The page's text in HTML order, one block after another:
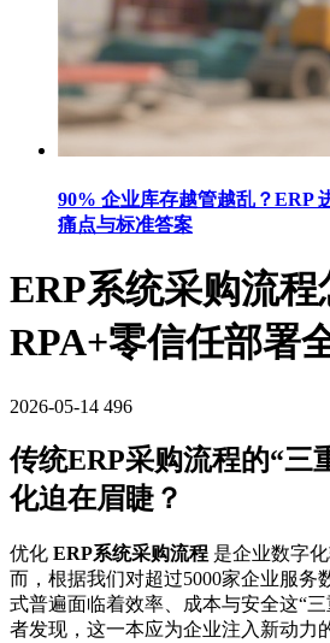
90% 企业库存越管越乱？ERP
痛点与标准答案
ERP系统采购流程
RPA+零信任部署
2026-05-14 496
传统ERP采购流程的“三
化迫在眉睫？
优化 ERP系统采购流程 是企业数字
而，根据我们对超过5000家企业服务
式普遍面临着效率、成本与安全这“
者发现，这一本应为企业注入新动力